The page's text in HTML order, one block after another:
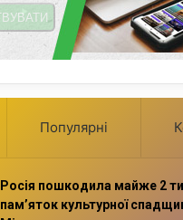
Популярні
Росія пошкодила майже 2
пам’яток культурної